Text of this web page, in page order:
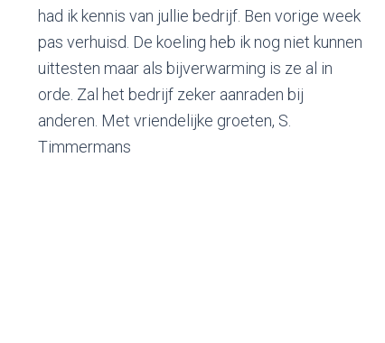
zaaien prima. De verkoper en de mannen die
de airco geplaatst hebben verdienen een dikke
pluim wat mij betreft 10 op 10. Grts. R.
Loyaerts Beheerder autoschade RDR Directie
schadebeheer particulieren Ethias Verzekering